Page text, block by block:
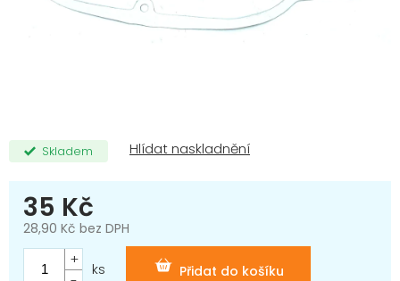
Skladem
35 Kč
28,90 Kč bez DPH
Měrná
cena:
Přidat do košíku
ks